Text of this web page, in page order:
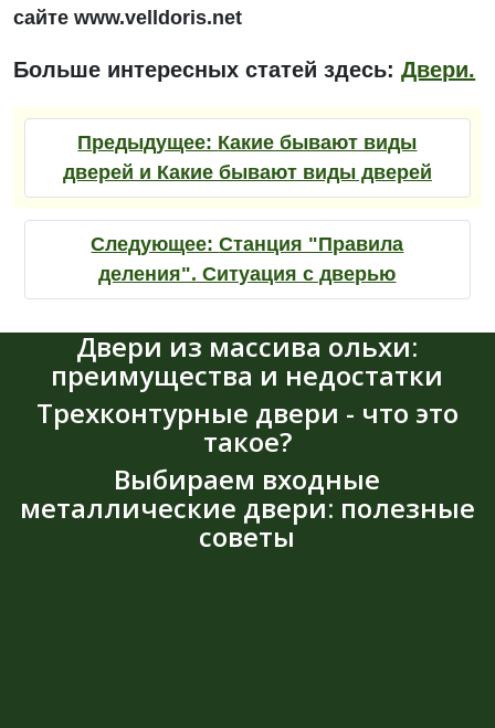
сайтеwww.velldoris.net
Больше интересных статей здесь:Двери.
Предыдущее: Какие бывают виды
дверей и Какие бывают виды дверей
Следующее:Станция "Правила
деления". Ситуация с дверью
Двери из массива ольхи:
преимущества и недостатки
Трехконтурные двери - что это
такое?
Выбираем входные
металлические двери: полезные
советы